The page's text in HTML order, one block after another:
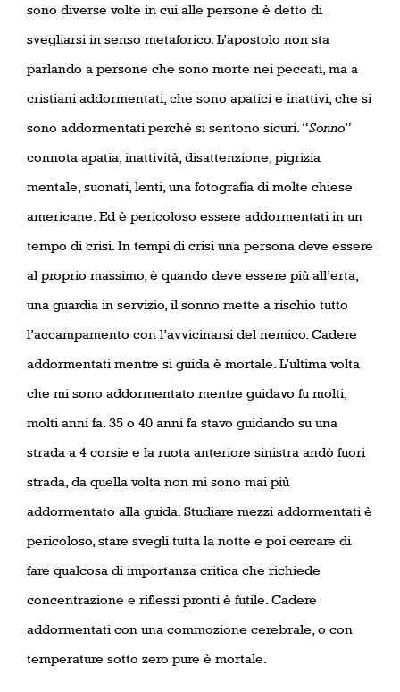
sono diverse volte in cui alle persone è detto di
svegliarsi in senso metaforico. L’apostolo non sta
parlando a persone che sono morte nei peccati, ma a
cristiani addormentati, che sono apatici e inattivi, che si
sono addormentati perché si sentono sicuri. “Sonno”
connota apatia, inattività, disattenzione, pigrizia
mentale, suonati, lenti, una fotografia di molte chiese
americane. Ed è pericoloso essere addormentati in un
tempo di crisi. In tempi di crisi una persona deve essere
al proprio massimo, è quando deve essere più all’erta,
una guardia in servizio, il sonno mette a rischio tutto
l’accampamento con l’avvicinarsi del nemico. Cadere
addormentati mentre si guida è mortale. L’ultima volta
che mi sono addormentato mentre guidavo fu molti,
molti anni fa. 35 o 40 anni fa stavo guidando su una
strada a 4 corsie e la ruota anteriore sinistra andò fuori
strada, da quella volta non mi sono mai più
addormentato alla guida. Studiare mezzi addormentati è
pericoloso, stare svegli tutta la notte e poi cercare di
fare qualcosa di importanza critica che richiede
concentrazione e riflessi pronti è futile. Cadere
addormentati con una commozione cerebrale, o con
temperature sotto zero pure è mortale.